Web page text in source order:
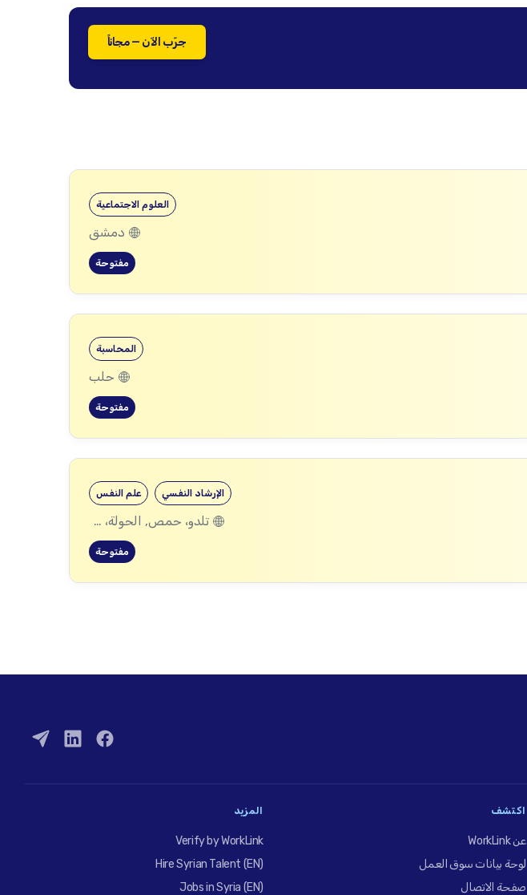
جرّب الآن — مجاناً
العلوم الاجتماعية
دمشق
مفتوحة
المحاسبة
حلب
مفتوحة
علم النفس الإرشاد النفسي
تلدو، حمص, الحولة، حمص
مفتوحة
اكتشف
عن WorkLink
لوحة بيانات سوق العمل
صفحة الاتصال
المزيد
Verify by WorkLink
Hire Syrian Talent (EN)
Jobs in Syria (EN)